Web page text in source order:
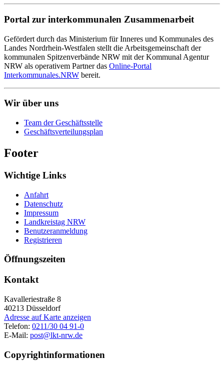
Portal zur interkommunalen Zusammenarbeit
Gefördert durch das Ministerium für Inneres und Kommunales des
Landes Nordrhein-Westfalen stellt die Arbeitsgemeinschaft der
kommunalen Spitzenverbände NRW mit der Kommunal Agentur
NRW als operativem Partner das Online-Portal
Interkommunales.NRW bereit.
Wir über uns
Team der Geschäftsstelle
Geschäftsverteilungsplan
Footer
Wichtige Links
Anfahrt
Datenschutz
Impressum
Landkreistag NRW
Benutzeranmeldung
Registrieren
Öffnungszeiten
Kontakt
Kavalleriestraße 8
40213 Düsseldorf
Adresse auf Karte anzeigen
Telefon: 0211/30 04 91-0
E-Mail: post@lkt-nrw.de
Copyrightinformationen